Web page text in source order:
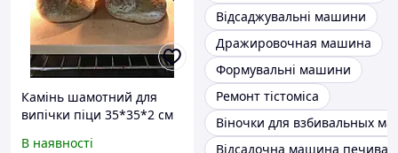
Камінь шамотний для
випічки піци 35*35*2 см
В наявності
Відсаджувальні машини
Дражировочная машина
Формувальні машини
Ремонт тістоміса
Віночки для взбивальных
Відсадочна машина печива